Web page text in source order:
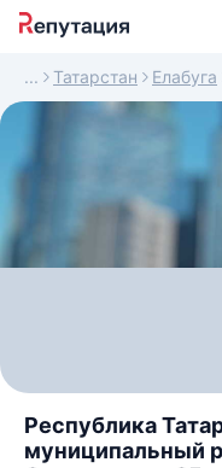
Татарстан Елабуга
Республика
муниципальный